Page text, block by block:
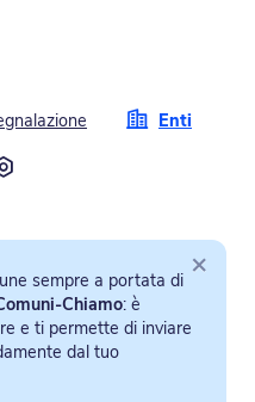
Enti
sempre a portata di
Chiamo: è
e ti permette di inviare
dal tuo
×